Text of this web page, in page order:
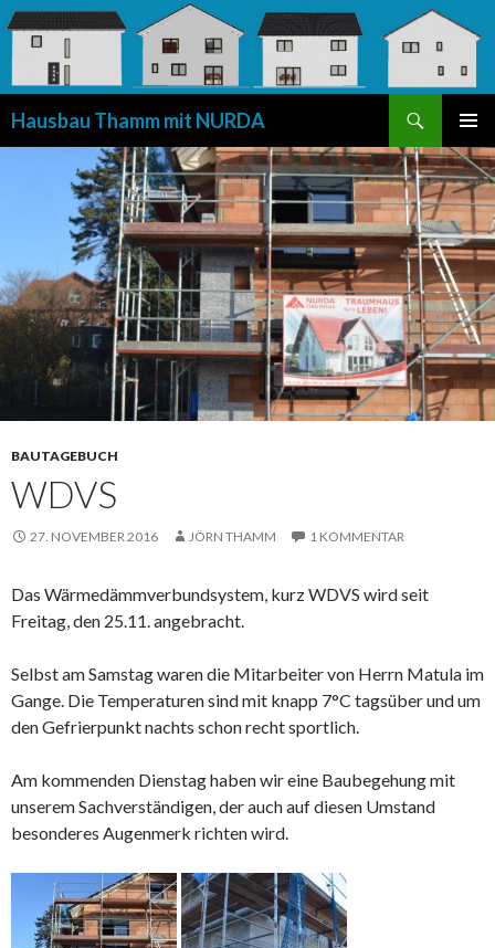
Hausbau Thamm mit NURDA
MENÜ
BAUTAGEBUCH
WDVS
27. NOVEMBER 2016 JÖRN THAMM 1 KOMMENTAR
Das Wärmedämmverbundsystem, kurz WDVS wird seit
Freitag, den 25.11. angebracht.
Selbst am Samstag waren die Mitarbeiter von Herrn Matula im
Gange. Die Temperaturen sind mit knapp 7°C tagsüber und um
den Gefrierpunkt nachts schon recht sportlich.
Am kommenden Dienstag haben wir eine Baubegehung mit
unserem Sachverständigen, der auch auf diesen Umstand
besonderes Augenmerk richten wird.